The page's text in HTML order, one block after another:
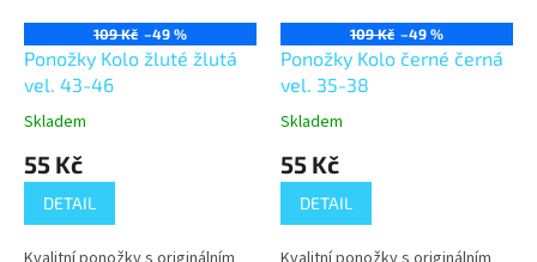
109 Kč –49 %
Ponožky Kolo žluté žlutá
vel. 43-46
Skladem
55 Kč
DETAIL
109 Kč –49 %
Ponožky Kolo černé černá
vel. 35-38
Skladem
55 Kč
DETAIL